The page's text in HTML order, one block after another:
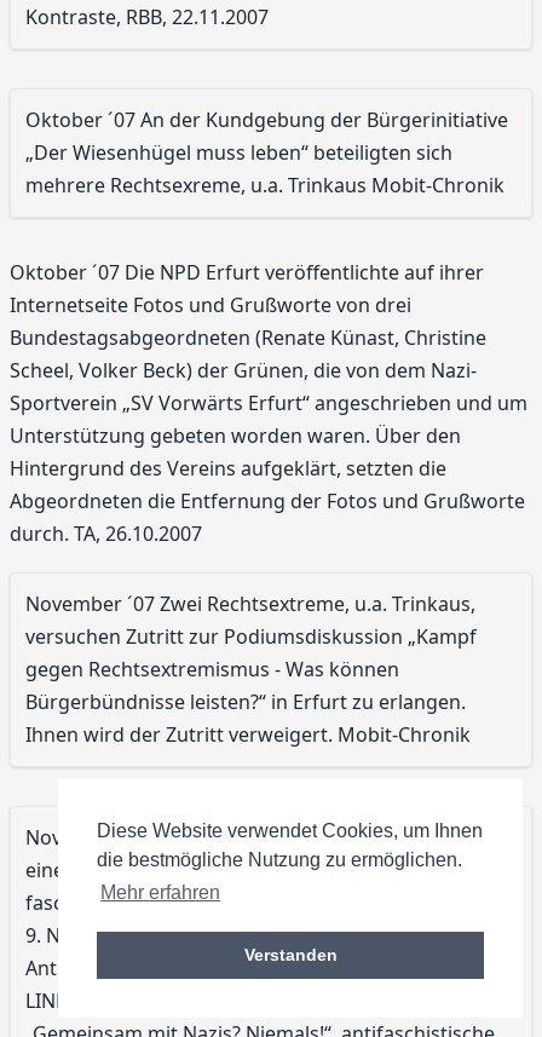
Diese Website verwendet Cookies, um Ihnen
die bestmögliche Nutzung zu ermöglichen.
Mehr erfahren
Verstanden
Kontraste, RBB, 22.11.2007
Oktober ´07 An der Kundgebung der Bürgerinitiative
„Der Wiesenhügel muss leben“ beteiligten sich
mehrere Rechtsexreme, u.a. Trinkaus Mobit-Chronik
Oktober ´07 Die NPD Erfurt veröffentlichte auf ihrer
Internetseite Fotos und Grußworte von drei
Bundestagsabgeordneten (Renate Künast, Christine
Scheel, Volker Beck) der Grünen, die von dem Nazi-
Sportverein „SV Vorwärts Erfurt“ angeschrieben und um
Unterstützung gebeten worden waren. Über den
Hintergrund des Vereins aufgeklärt, setzten die
Abgeordneten die Entfernung der Fotos und Grußworte
durch. TA, 26.10.2007
November ´07 Zwei Rechtsextreme, u.a. Trinkaus,
versuchen Zutritt zur Podiumsdiskussion „Kampf
gegen Rechtsextremismus - Was können
Bürgerbündnisse leisten?“ in Erfurt zu erlangen.
Ihnen wird der Zutritt verweigert. Mobit-Chronik
November ´07 Erfurter Neonazis provozieren bei
einer Veranstaltung zum Gedenken an die Opfer des
faschistischen Terrors gegen Jüdinnen und Juden am
9. November 1938. Gewerkschaften, Verbände,
AntifaschistInnen und Parteien (B90/Grüne, CDU, DIE
LINKE, SPD) waren mit Infoständen präsent.